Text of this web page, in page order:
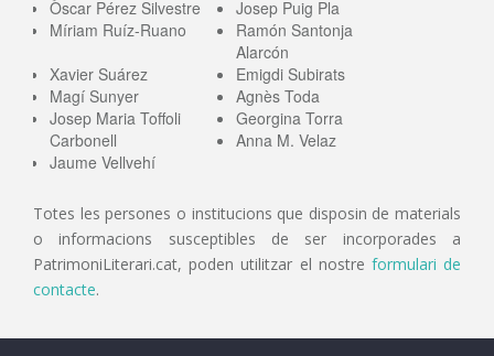
Òscar Pérez Silvestre
Josep Puig Pla
Míriam Ruíz-Ruano
Ramón Santonja
Alarcón
Xavier Suárez
Emigdi Subirats
Magí Sunyer
Agnès Toda
Josep Maria Toffoli
Carbonell
Georgina Torra
Anna M. Velaz
Jaume Vellvehí
Totes les persones o institucions que disposin de materials
o informacions susceptibles de ser incorporades a
PatrimoniLiterari.cat, poden utilitzar el nostre formulari de
contacte.